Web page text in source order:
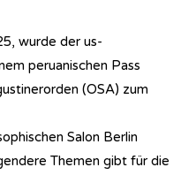
wurde der us-
peruanischen Pass
(OSA) zum
Salon Berlin
Themen gibt für die